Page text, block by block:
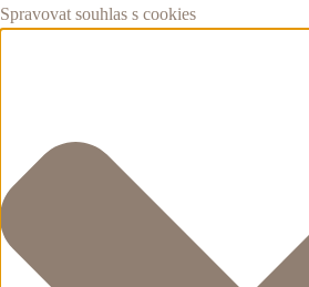
Spravovat souhlas s cookies